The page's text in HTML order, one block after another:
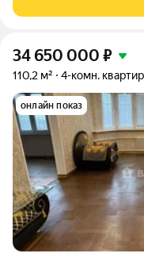
Гoстиная-cтолoвaя, 3
34 650 000 ₽
110,2 м² 4-комн.
онлайн показ